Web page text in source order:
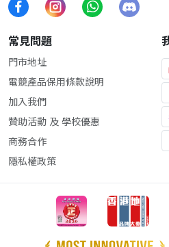
常見問題
門市地址
電競產品保用條款說明
加入我們
贊助活動 及 學校優惠
商務合作
隱私權政策